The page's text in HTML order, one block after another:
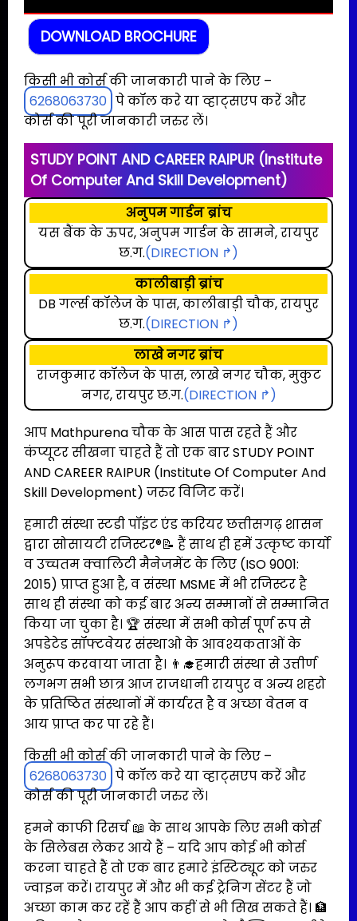
DOWNLOAD BROCHURE
किसी भी कोर्स की जानकारी पाने के लिए –
6268063730 पे कॉल करे या व्हाट्सएप करें और
कोर्स की पूरी जानकारी जरुर लें।
STUDY POINT AND CAREER RAIPUR (Institute
Of Computer And Skill Development)
अनुपम गार्डन ब्रांच
यस बैंक के ऊपर, अनुपम गार्डन के सामने, रायपुर
छ.ग.(DIRECTION ↱)
कालीबाड़ी ब्रांच
DB गर्ल्स कॉलेज के पास, कालीबाड़ी चौक, रायपुर
छ.ग.(DIRECTION ↱)
लाखे नगर ब्रांच
राजकुमार कॉलेज के पास, लाखे नगर चौक, मुकुट
नगर, रायपुर छ.ग.(DIRECTION ↱)
आप Mathpurena चौक के आस पास रहते हैं और
कंप्यूटर सीखना चाहते हैं तो एक बार STUDY POINT
AND CAREER RAIPUR (Institute Of Computer And
Skill Development) जरुर विजिट करें।
हमारी संस्था स्टडी पॉइंट एंड करियर छत्तीसगढ़ शासन
द्वारा सोसायटी रजिस्टर®📝 हैं साथ ही हमें उत्कृष्ट कार्यो
व उच्चतम क्वालिटी मैनेजमेंट के लिए (ISO 9001:
2015) प्राप्त हुआ है, व संस्था MSME में भी रजिस्टर है
साथ ही संस्था को कई बार अन्य सम्मानों से सम्मानित
किया जा चुका है। 🏆 संस्था में सभी कोर्स पूर्ण रूप से
अपडेटेड सॉफ्टवेयर संस्थाओ के आवश्यकताओं के
अनुरूप करवाया जाता है। 👨‍🎓हमारी संस्था से उत्तीर्ण
लगभग सभी छात्र आज राजधानी रायपुर व अन्य शहरो
के प्रतिष्ठित संस्थानों में कार्यरत है व अच्छा वेतन व
आय प्राप्त कर पा रहे हैं।
किसी भी कोर्स की जानकारी पाने के लिए –
6268063730 पे कॉल करे या व्हाट्सएप करें और
कोर्स की पूरी जानकारी जरुर लें।
हमने काफी रिसर्च 📖 के साथ आपके लिए सभी कोर्स
के सिलेबस लेकर आये हैं – यदि आप कोई भी कोर्स
करना चाहते हैं तो एक बार हमारे इंस्टिट्यूट को जरुर
ज्वाइन करें। रायपुर में और भी कई ट्रेनिग सेंटर हैं जो
अच्छा काम कर रहें हैं आप कहीं से भी सिख सकते हैं। 🏦